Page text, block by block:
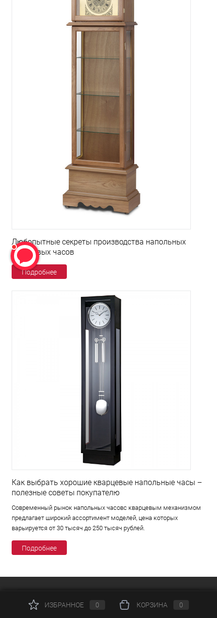
Любопытные секреты производства напольных
кварцевых часов
Подробнее
Как выбрать хорошие кварцевые напольные часы –
полезные советы покупателю
Современный рынок напольных часовс кварцевым механизмом
предлагает широкий ассортимент моделей, цена которых
варьируется от 30 тысяч до 250 тысяч рублей.
Подробнее
КАТАЛОГИЗБРАННОЕ 0 КОРЗИНА 0